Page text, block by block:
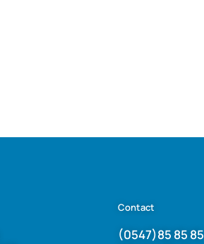
Contact
(0547)85 85 85